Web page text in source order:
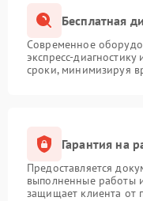
Бесплатная
Современное
экспресс-
сроки, минимизируя
Гарантия на
Предоставляется
выполненные работы
защищает клиента от